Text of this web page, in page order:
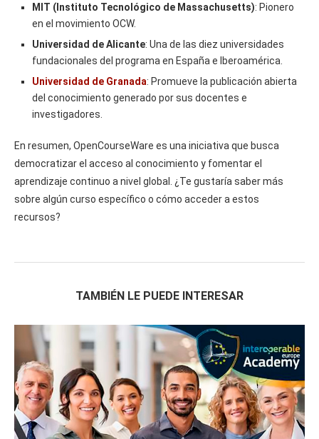
MIT (Instituto Tecnológico de Massachusetts): Pionero
en el movimiento OCW.
Universidad de Alicante: Una de las diez universidades
fundacionales del programa en España e Iberoamérica.
Universidad de Granada: Promueve la publicación abierta
del conocimiento generado por sus docentes e
investigadores.
En resumen, OpenCourseWare es una iniciativa que busca
democratizar el acceso al conocimiento y fomentar el
aprendizaje continuo a nivel global. ¿Te gustaría saber más
sobre algún curso específico o cómo acceder a estos
recursos?
TAMBIÉN LE PUEDE INTERESAR